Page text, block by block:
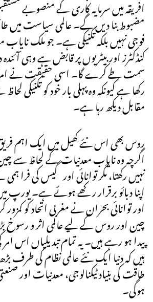
افریقہ میں سرمایہ کاری کے منصوبے
مضبوط بنا دیں گے۔ عالمی سیاست میں
فوجی نہیں بلکہ تکنیکی ہے۔ جو ملک
کنڈکٹرز اور بیٹریوں پر قابض ہے وہی آئندہ
سمت طے کرے گا۔ اسی حقیقت نے
رکھا ہے کیونکہ وہ پہلی بار خود کو
مقابل دیکھ رہا ہے۔
روس بھی اس نئے کھیل میں ایک اہم
اگرچہ وہ نایاب معدنیات کے لحاظ سے
نہیں رکھتا، مگر توانائی اور گیس کی فرا
اپنا دبائو برقرار رکھے ہوئے ہے۔ یورپ
اور توانائی بحران نے مغربی اتحاد کو
چین اور روس کے لیے عالمی اثر و
پیدا ہو رہے ہیں۔ یہ تمام تبدیلیاں اس
ہیں کہ دنیا ایک نئے عالمی نظام کی
طاقت کی بنیاد ٹیکنالوجی، معدنیات اور
ہوگی۔